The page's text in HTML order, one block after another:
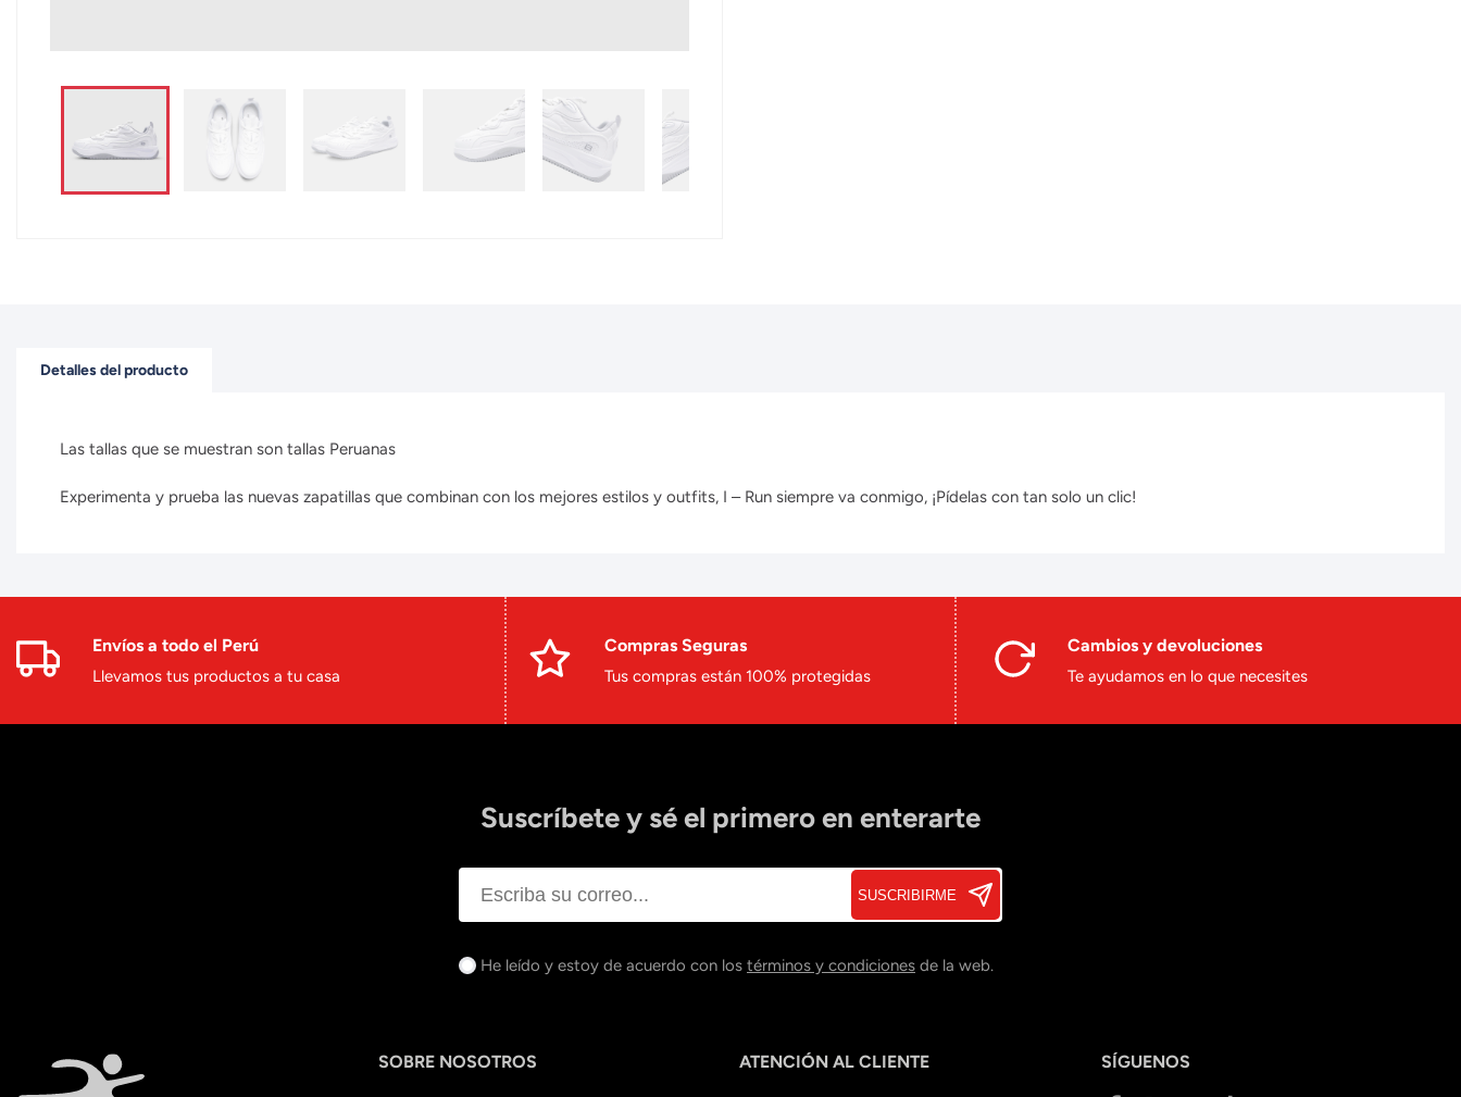
Detalles del producto
Las tallas que se muestran son tallas Peruanas
Experimenta y prueba las nuevas zapatillas que combinan con los mejores estilos y outfits, I – Run siempre va conmigo, ¡Pídelas con tan solo un clic!
Envíos a todo el Perú
Llevamos tus productos a tu casa
Compras Seguras
Tus compras están 100% protegidas
Cambios y devoluciones
Te ayudamos en lo que necesites
Suscríbete y sé el primero en enterarte
SUSCRIBIRME
He leído y estoy de acuerdo con los términos y condiciones de la web.
SOBRE NOSOTROS ATENCIÓN AL CLIENTE SÍGUENOS